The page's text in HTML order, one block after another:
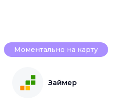
Моментально на карту
Займер